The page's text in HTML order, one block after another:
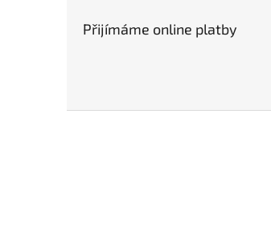
Přijímáme online platby